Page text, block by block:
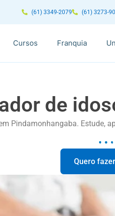
(61) 3349-2079 (61) 3273-
Cursos Franquia
de
Pindamonhangaba. Estude,
Quero